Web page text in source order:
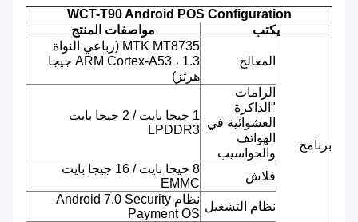
WCT-T90 Android POS Configuration
يكتب
مواصفات المنتج
برنامج
المعالج
MTK MT8735 (رباعي النواة
ARM Cortex-A53 ، 1.3 جيجا
هرتز)
الرامات
"الذاكرة
العشوائية في
الهواتف
والحواسيب
1 جيجا بايت / 2 جيجا بايت
LPDDR3
فلاش
8 جيجا بايت / 16 جيجا بايت
EMMC
نظام التشغيل
نظام Android 7.0 Security
Payment OS